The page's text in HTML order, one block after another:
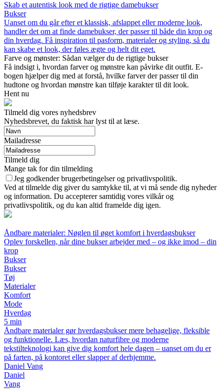
Skab et autentisk look med de rigtige damebukser
Bukser
Uanset om du går efter et klassisk, afslappet eller moderne look,
handler det om at finde damebukser, der passer til både din krop og
din hverdag. Få inspiration til pasform, materialer og styling, så du
kan skabe et look, der føles ægte og helt dit eget.
Farve og mønster: Sådan vælger du de rigtige bukser
Få indsigt i, hvordan farver og mønstre kan påvirke dit outfit. E-
bogen hjælper dig med at forstå, hvilke farver der passer til din
hudtone og hvordan mønstre kan tilføje karakter til dit look.
Hent nu
Tilmeld dig vores nyhedsbrev
Nyhedsbrevet, du faktisk har lyst til at læse.
Mailadresse
Tilmeld dig
Mange tak for din tilmelding
Jeg godkender brugerbetingelser og privatlivspolitik.
Ved at tilmelde dig giver du samtykke til, at vi må sende dig nyheder
og information. Du accepterer samtidig vores vilkår og
privatlivspolitik, og du kan altid framelde dig igen.
Åndbare materialer: Nøglen til øget komfort i hverdagsbukser
Oplev forskellen, når dine bukser arbejder med – og ikke imod – din
krop
Bukser
Bukser
Tøj
Materialer
Komfort
Mode
Hverdag
5 min
Åndbare materialer gør hverdagsbukser mere behagelige, fleksible
og funktionelle. Læs, hvordan naturfibre og moderne
tekstilteknologi kan give dig komfort hele dagen – uanset om du er
på farten, på kontoret eller slapper af derhjemme.
Daniel Vang
Daniel
Vang